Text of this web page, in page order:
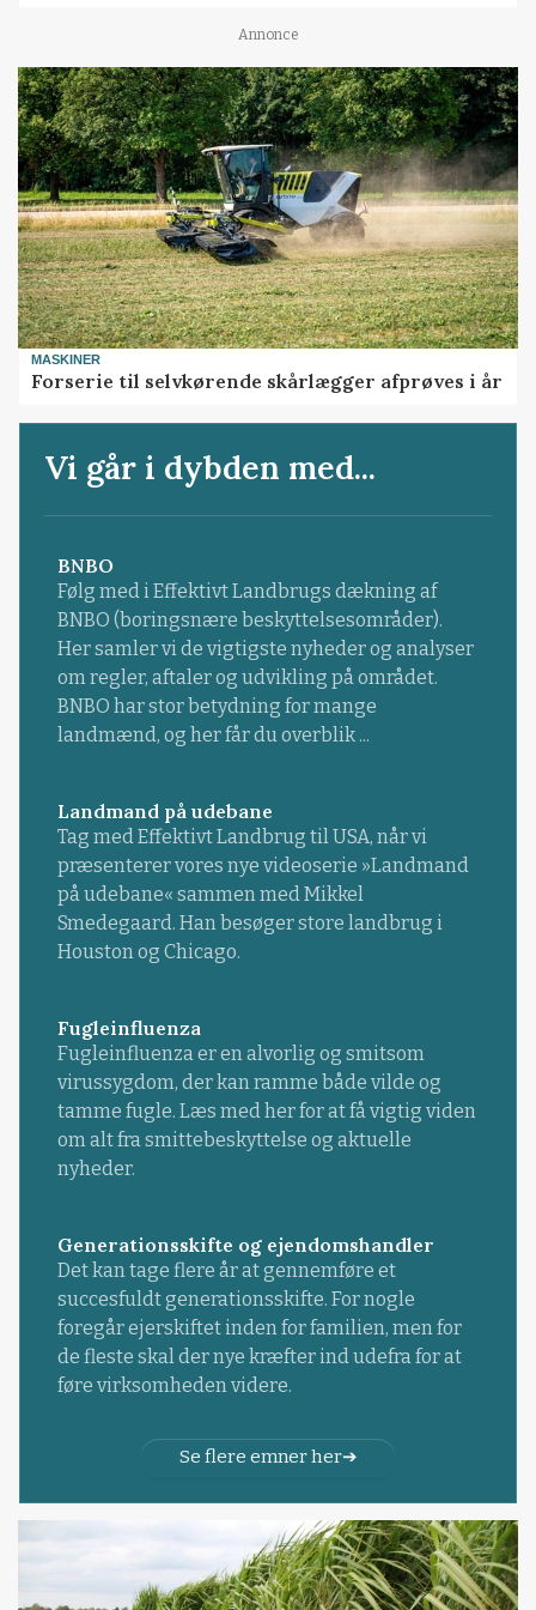
Annonce
MASKINER
Forserie til selvkørende skårlægger afprøves i år
Vi går i dybden med...
BNBO
Følg med i Effektivt Landbrugs dækning af
BNBO (boringsnære beskyttelsesområder).
Her samler vi de vigtigste nyheder og analyser
om regler, aftaler og udvikling på området.
BNBO har stor betydning for mange
landmænd, og her får du overblik ...
Landmand på udebane
Tag med Effektivt Landbrug til USA, når vi
præsenterer vores nye videoserie »Landmand
på udebane« sammen med Mikkel
Smedegaard. Han besøger store landbrug i
Houston og Chicago.
Fugleinfluenza
Fugleinfluenza er en alvorlig og smitsom
virussygdom, der kan ramme både vilde og
tamme fugle. Læs med her for at få vigtig viden
om alt fra smittebeskyttelse og aktuelle
nyheder.
Generationsskifte og ejendomshandler
Det kan tage flere år at gennemføre et
succesfuldt generationsskifte. For nogle
foregår ejerskiftet inden for familien, men for
de fleste skal der nye kræfter ind udefra for at
føre virksomheden videre.
Se flere emner her